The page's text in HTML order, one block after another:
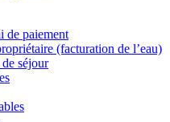
de paiement
(facturation de l’eau)
séjour